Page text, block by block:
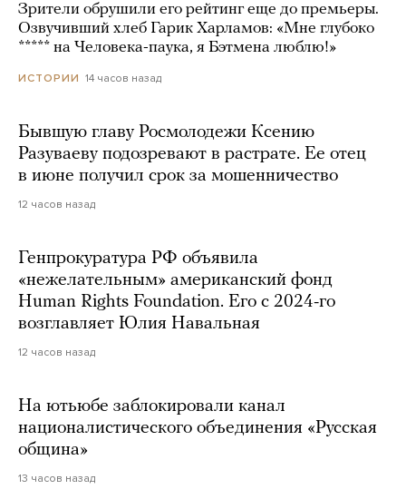
Зрители обрушили его рейтинг еще до премьеры.
Озвучивший хлеб Гарик Харламов: «Мне глубоко
***** на Человека-паука, я Бэтмена люблю!»
ИСТОРИИ 14 часов назад
Бывшую главу Росмолодежи Ксению
Разуваеву подозревают в растрате. Ее отец
в июне получил срок за мошенничество
12 часов назад
Генпрокуратура РФ объявила
«нежелательным» американский фонд
Human Rights Foundation. Его с 2024-го
возглавляет Юлия Навальная
12 часов назад
На ютьюбе заблокировали канал
националистического объединения «Русская
община»
13 часов назад